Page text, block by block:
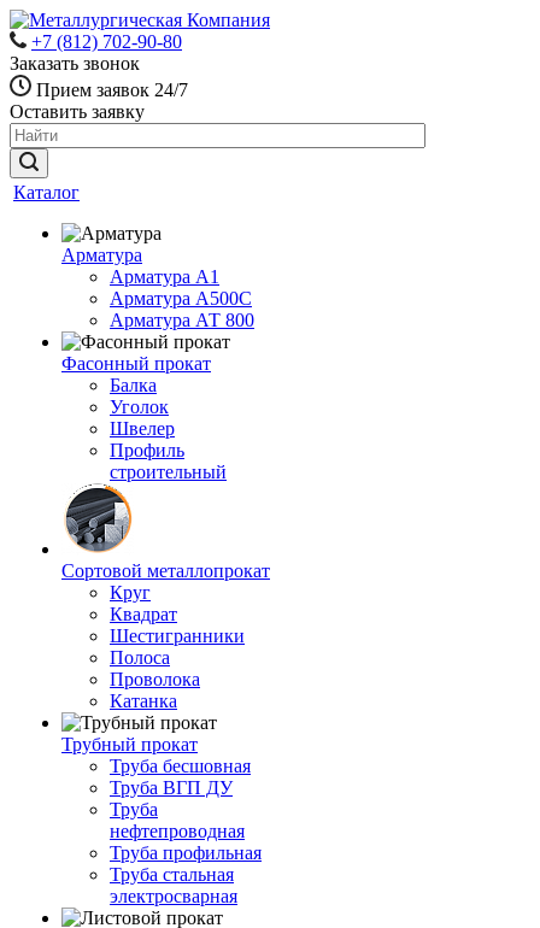
+7 (812) 702-90-80
Заказать звонок
Прием заявок 24/7
Оставить заявку
Каталог
Арматура
Арматура А1
Арматура А500С
Арматура АТ 800
Фасонный прокат
Балка
Уголок
Швелер
Профиль
строительный
Сортовой металлопрокат
Круг
Квадрат
Шестигранники
Полоса
Проволока
Катанка
Трубный прокат
Труба бесшовная
Труба ВГП ДУ
Труба
нефтепроводная
Труба профильная
Труба стальная
электросварная